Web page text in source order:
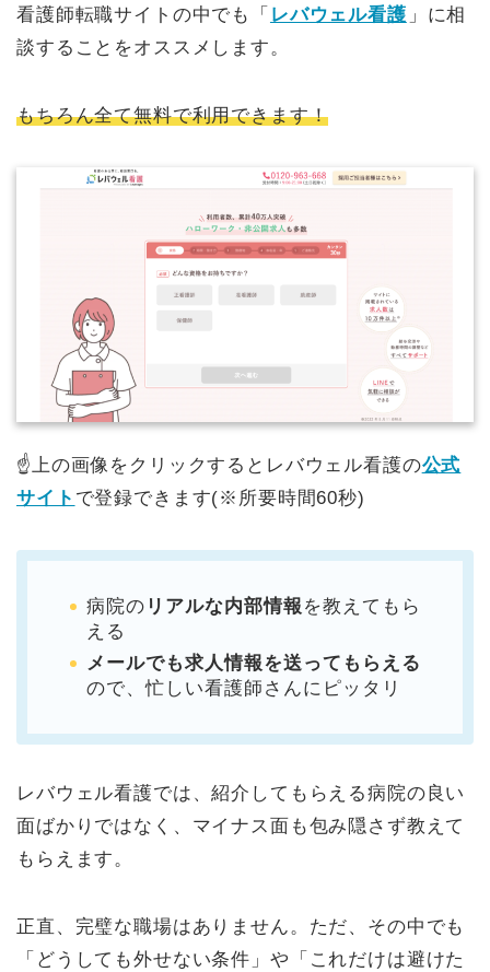
看護師転職サイトの中でも「 レバウェル看護 」に相
談することをオススメします。
もちろん全て無料で利用できます！
☝️上の画像をクリックするとレバウェル看護の公式
サイト で登録できます(※所要時間60秒)
病院の リアルな内部情報 を教えてもら
える
メールでも求人情報を送ってもらえる
ので、忙しい看護師さんにピッタリ
レバウェル看護では、紹介してもらえる病院の良い
面ばかりではなく、マイナス面も包み隠さず教えて
もらえます。
正直、完璧な職場はありません。ただ、その中でも
「どうしても外せない条件」や「これだけは避けた